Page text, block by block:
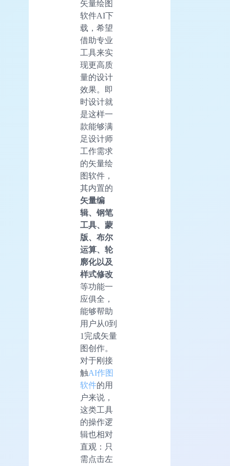
矢量绘图
软件AI下
载，希望
借助专业
工具来实
现更高质
量的设计
效果。即
时设计就
是这样一
款能够满
足设计师
工作需求
的矢量绘
图软件，
其内置的
矢量编
辑、钢笔
工具、蒙
版、布尔
运算、轮
廓化以及
样式修改
等功能一
应俱全，
能够帮助
用户从0到
1完成矢量
图创作。
对于刚接
触AI作图
软件的用
户来说，
这类工具
的操作逻
辑也相对
直观：只
需点击左